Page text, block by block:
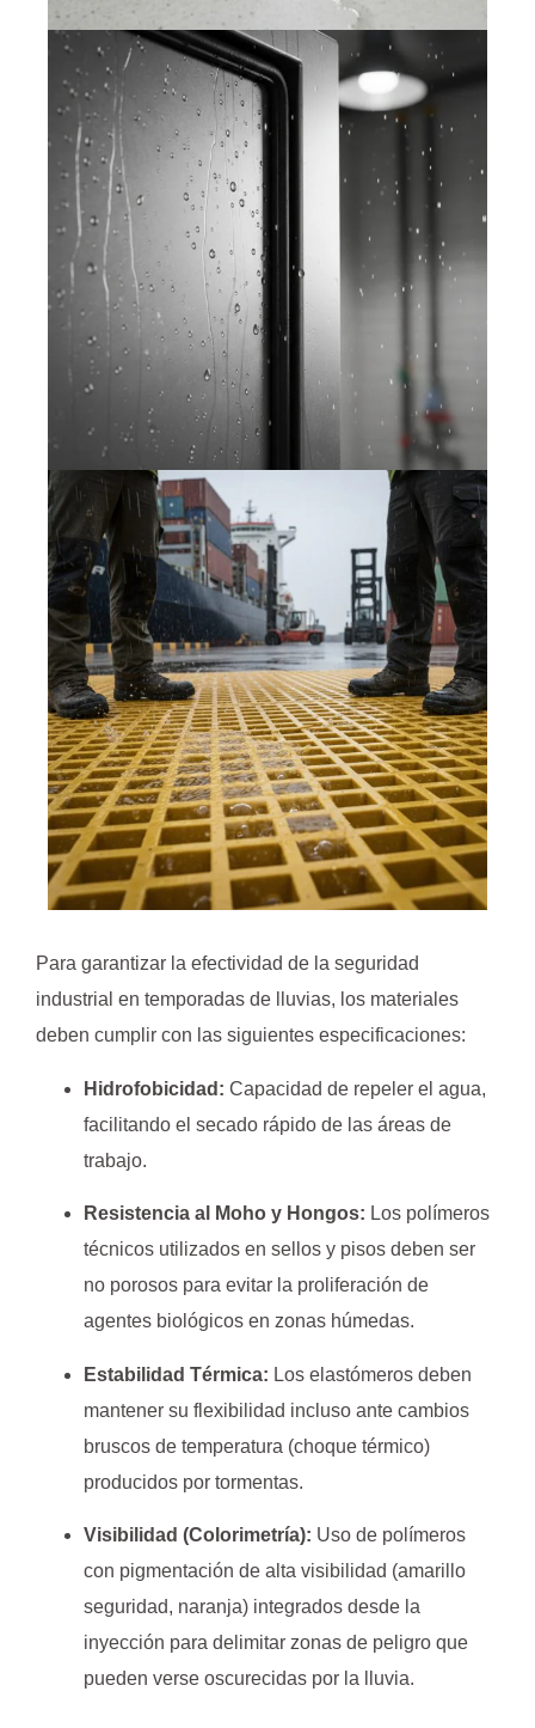
Para garantizar la efectividad de la seguridad
industrial en temporadas de lluvias, los materiales
deben cumplir con las siguientes especificaciones:
Hidrofobicidad: Capacidad de repeler el agua,
facilitando el secado rápido de las áreas de
trabajo.
Resistencia al Moho y Hongos: Los polímeros
técnicos utilizados en sellos y pisos deben ser
no porosos para evitar la proliferación de
agentes biológicos en zonas húmedas.
Estabilidad Térmica: Los elastómeros deben
mantener su flexibilidad incluso ante cambios
bruscos de temperatura (choque térmico)
producidos por tormentas.
Visibilidad (Colorimetría): Uso de polímeros
con pigmentación de alta visibilidad (amarillo
seguridad, naranja) integrados desde la
inyección para delimitar zonas de peligro que
pueden verse oscurecidas por la lluvia.